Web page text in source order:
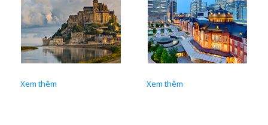
Xem thêm Xem thêm